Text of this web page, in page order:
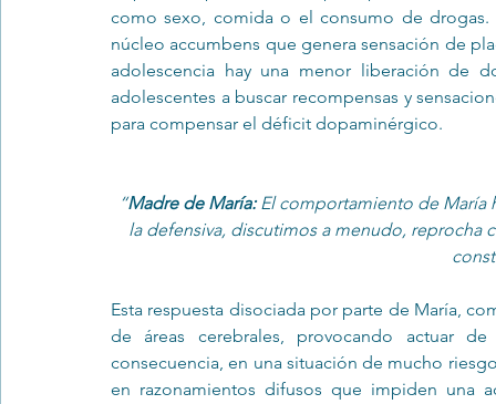
como sexo, comida o el consumo de
núcleo accumbens que genera sensación de
adolescencia hay una menor liberación de
adolescentes a buscar recompensas y
para compensar el déficit dopaminérgico.
“Madre de María: El comportamiento de María
la defensiva, discutimos a menudo,
Esta respuesta disociada por parte de María,
de áreas cerebrales, provocando actuar
consecuencia, en una situación de mucho
en razonamientos difusos que impiden una